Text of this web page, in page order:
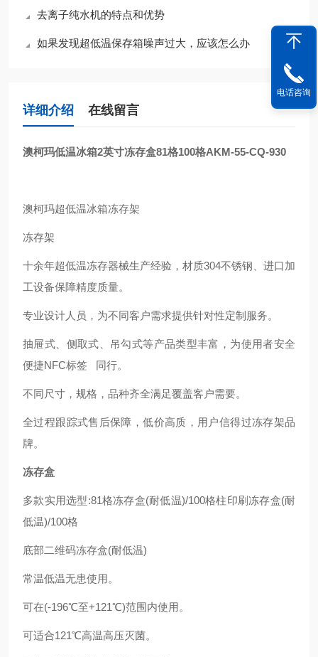
去离子纯水机的特点和优势
如果发现超低温保存箱噪声过大，应该怎么办
详细介绍 在线留言
澳柯玛低温冰箱2英寸冻存盒81格100格AKM-55-CQ-930
澳柯玛超低温冰箱冻存架
冻存架
十余年超低温冻存器械生产经验，材质304不锈钢、进口加
工设备保障精度质量。
专业设计人员，为不同客户需求提供针对性定制服务。
抽屉式、侧取式、吊勾式等产品类型丰富，为使用者安全
便捷NFC标签 同行。
不同尺寸，规格，品种齐全满足覆盖客户需要。
全过程跟踪式售后保障，低价高质，用户信得过冻存架品
牌。
冻存盒
多款实用选型:81格冻存盒(耐低温)/100格柱印刷冻存盒(耐
低温)/100格
底部二维码冻存盒(耐低温)
常温低温无患使用。
可在(-196℃至+121℃)范围内使用。
可适合121℃高温高压灭菌。
电话咨询